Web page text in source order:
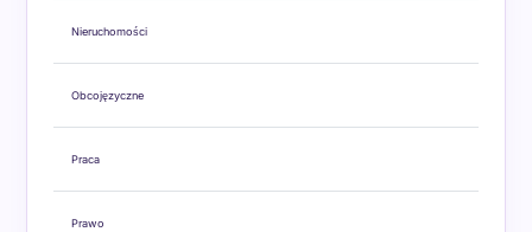
Nieruchomości
Obcojęzyczne
Praca
Prawo